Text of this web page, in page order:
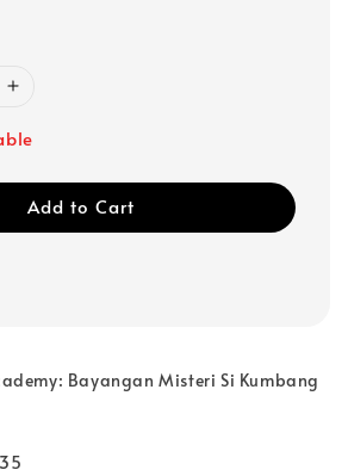
Add to Cart
Bayangan Misteri Si Kumbang